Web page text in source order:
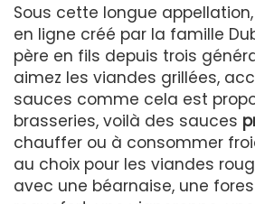
Sous cette longue
en ligne créé par la famille
père en fils depuis trois
aimez les viandes grillées,
sauces comme cela est
brasseries, voilà des sauces
chauffer ou à consommer
au choix pour les viandes
avec une béarnaise, une